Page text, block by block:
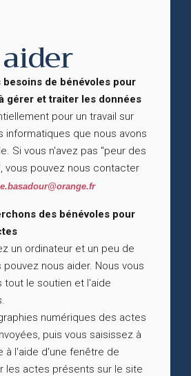
besoins de bénévoles pour
gérer et traiter les données
pour un travail sur
informatiques que nous avons
Si vous n'avez pas "peur des
vous pouvez nous contacter
des bénévoles pour
un ordinateur et un peu de
nous aider. Nous vous
tout le soutien et l'aide
numériques des actes
puis vous saisissez à
à l'aide d'une fenêtre de
les actes présents sur le site